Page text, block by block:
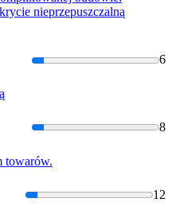
nieprzepuszczalną
6
8
towarów.
12